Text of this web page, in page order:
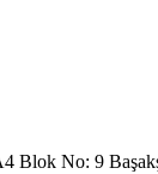
Blok No: 9